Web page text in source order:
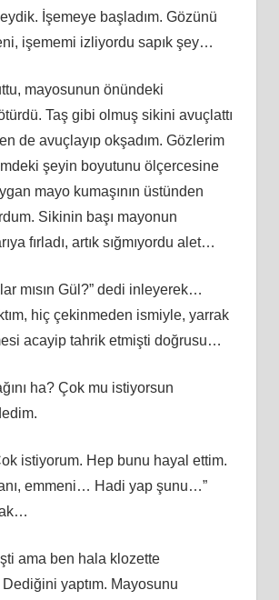
İşemeye başladım. Gözünü
işememi izliyordu sapık şey…
mayosunun önündeki
Taş gibi olmuş sikini avuçlattı
de avuçlayıp okşadım. Gözlerim
şeyin boyutunu ölçercesine
mayo kumaşının üstünden
Sikinin başı mayonun
fırladı, artık sığmıyordu alet…
mısın Gül?” dedi inleyerek…
hiç çekinmeden ismiyle, yarrak
acayip tahrik etmişti doğrusu…
ha? Çok mu istiyorsun
istiyorum. Hep bunu hayal ettim.
emmeni… Hadi yap şunu…”
ama ben hala klozette
yaptım. Mayosunu